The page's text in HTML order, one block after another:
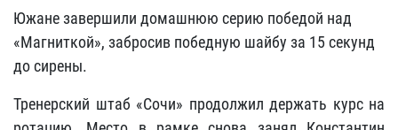
Южане завершили домашнюю серию победой над
«Магниткой», забросив победную шайбу за 15 секунд
до сирены.
Тренерский штаб «Сочи» продолжил держать курс на